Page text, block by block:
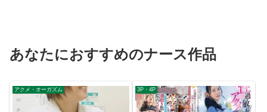
あなたにおすすめのナース作品
アクメ・オーガズム 3P・4P